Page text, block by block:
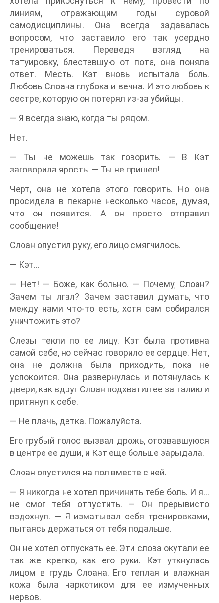
линиям, отражающим годы суровой
самодисциплины. Она всегда задавалась
вопросом, что заставило его так усердно
тренироваться. Переведя взгляд на
татуировку, блестевшую от пота, она поняла
ответ. Месть. Кэт вновь испытала боль.
Любовь Слоана глубока и вечна. И это любовь к
сестре, которую он потерял из-за убийцы.
— Я всегда знаю, когда ты рядом.
Нет.
— Ты не можешь так говорить. — В Кэт
заговорила ярость. — Ты не пришел!
Черт, она не хотела этого говорить. Но она
просидела в пекарне несколько часов, думая,
что он появится. А он просто отправил
сообщение!
Слоан опустил руку, его лицо смягчилось.
— Кэт…
— Нет! — Боже, как больно. — Почему, Слоан?
Зачем ты лгал? Зачем заставил думать, что
между нами что-то есть, хотя сам собирался
уничтожить это?
Слезы текли по ее лицу. Кэт была противна
самой себе, но сейчас говорило ее сердце. Нет,
она не должна была приходить, пока не
успокоится. Она развернулась и потянулась к
двери, как вдруг Слоан подхватил ее за талию и
притянул к себе.
— Не плачь, детка. Пожалуйста.
Его грубый голос вызвал дрожь, отозвавшуюся
в центре ее души, и Кэт еще больше зарыдала.
Слоан опустился на пол вместе с ней.
— Я никогда не хотел причинить тебе боль. И я…
не смог тебя отпустить. — Он прерывисто
вздохнул. — Я изматывал себя тренировками,
пытаясь держаться от тебя подальше.
Он не хотел отпускать ее. Эти слова окутали ее
так же крепко, как его руки. Кэт уткнулась
лицом в грудь Слоана. Его теплая и влажная
кожа была наркотиком для ее измученных
нервов.